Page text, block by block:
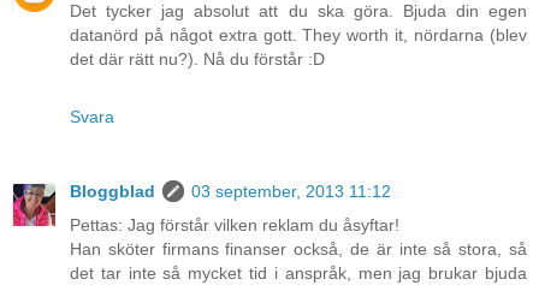
Det tycker jag absolut att du ska göra. Bjuda din egen
datanörd på något extra gott. They worth it, nördarna (blev
det där rätt nu?). Nå du förstår :D
Svara
Bloggblad
03 september, 2013 11:12
Pettas: Jag förstår vilken reklam du åsyftar!
Han sköter firmans finanser också, de är inte så stora, så
det tar inte så mycket tid i anspråk, men jag brukar bjuda